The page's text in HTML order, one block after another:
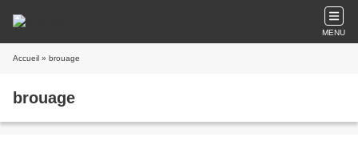
MENU
Accueil » brouage
brouage